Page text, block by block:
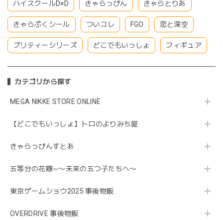
ハイスクールD×D きゃらっぴん きゃらとりあ
きゃらぷくシール ついコレ FGO 恋と深空
プリティーシリーズ どこでもいっしょ フィギュア
カテゴリから探す
MEGA NIKKE STORE ONLINE
【どこでもいっしょ】トロのよりみち屋
きゃらっぴんすとあ
五等分の花嫁∽〜未来の五つ子たちへ〜
東京ゲームショウ2025 事後物販
OVERDRIVE 事後物販